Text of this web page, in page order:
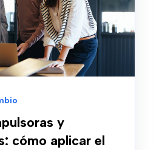
y
cómo aplicar el